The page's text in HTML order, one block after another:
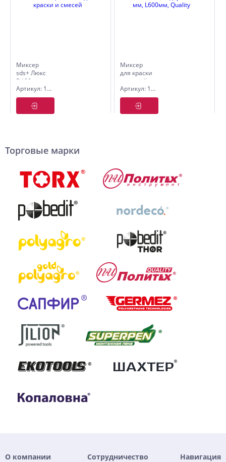
Миксер
sds+ Люкс
D100мм.,L600
мм. для
краски и
смесей
Артикул: 1092100
Миксер
для краски
и смесей
Стандарт
D100 мм,
L600мм,
Quality
Артикул: 1090310
Торговые марки
О компании Сотрудничество Навигация